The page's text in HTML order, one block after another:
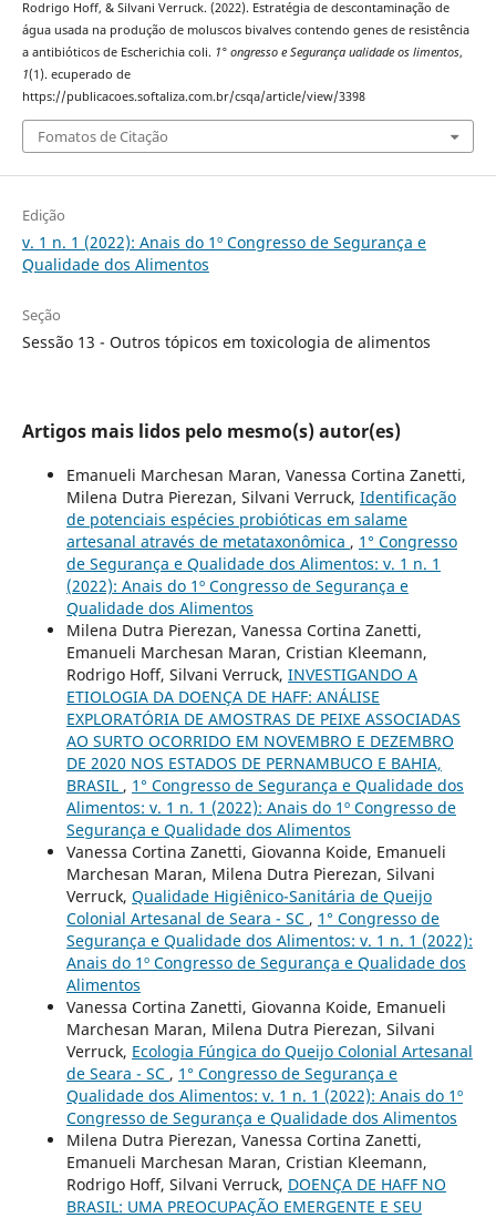
Rodrigo Hoff, & Silvani Verruck. (2022). Estratégia de descontaminação de
água usada na produção de moluscos bivalves contendo genes de resistência
a antibióticos de Escherichia coli. 1° ongresso e Segurança ualidade os limentos,
1(1). ecuperado de
https://publicacoes.softaliza.com.br/csqa/article/view/3398
Fomatos de Citação
Edição
v. 1 n. 1 (2022): Anais do 1º Congresso de Segurança e
Qualidade dos Alimentos
Seção
Sessão 13 - Outros tópicos em toxicologia de alimentos
Artigos mais lidos pelo mesmo(s) autor(es)
Emanueli Marchesan Maran, Vanessa Cortina Zanetti,
Milena Dutra Pierezan, Silvani Verruck, Identificação
de potenciais espécies probióticas em salame
artesanal através de metataxonômica , 1° Congresso
de Segurança e Qualidade dos Alimentos: v. 1 n. 1
(2022): Anais do 1º Congresso de Segurança e
Qualidade dos Alimentos
Milena Dutra Pierezan, Vanessa Cortina Zanetti,
Emanueli Marchesan Maran, Cristian Kleemann,
Rodrigo Hoff, Silvani Verruck, INVESTIGANDO A
ETIOLOGIA DA DOENÇA DE HAFF: ANÁLISE
EXPLORATÓRIA DE AMOSTRAS DE PEIXE ASSOCIADAS
AO SURTO OCORRIDO EM NOVEMBRO E DEZEMBRO
DE 2020 NOS ESTADOS DE PERNAMBUCO E BAHIA,
BRASIL , 1° Congresso de Segurança e Qualidade dos
Alimentos: v. 1 n. 1 (2022): Anais do 1º Congresso de
Segurança e Qualidade dos Alimentos
Vanessa Cortina Zanetti, Giovanna Koide, Emanueli
Marchesan Maran, Milena Dutra Pierezan, Silvani
Verruck, Qualidade Higiênico-Sanitária de Queijo
Colonial Artesanal de Seara - SC , 1° Congresso de
Segurança e Qualidade dos Alimentos: v. 1 n. 1 (2022):
Anais do 1º Congresso de Segurança e Qualidade dos
Alimentos
Vanessa Cortina Zanetti, Giovanna Koide, Emanueli
Marchesan Maran, Milena Dutra Pierezan, Silvani
Verruck, Ecologia Fúngica do Queijo Colonial Artesanal
de Seara - SC , 1° Congresso de Segurança e
Qualidade dos Alimentos: v. 1 n. 1 (2022): Anais do 1º
Congresso de Segurança e Qualidade dos Alimentos
Milena Dutra Pierezan, Vanessa Cortina Zanetti,
Emanueli Marchesan Maran, Cristian Kleemann,
Rodrigo Hoff, Silvani Verruck, DOENÇA DE HAFF NO
BRASIL: UMA PREOCUPAÇÃO EMERGENTE E SEU